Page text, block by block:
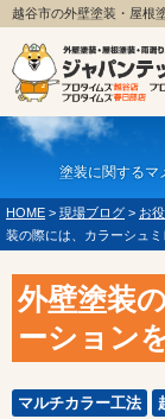
越谷市の外壁塗装・屋根
塗装に関するマ
HOME > 現場ブログ > お
装の際には、カラーシュ
外壁塗装
ーション
マルチカラー工法